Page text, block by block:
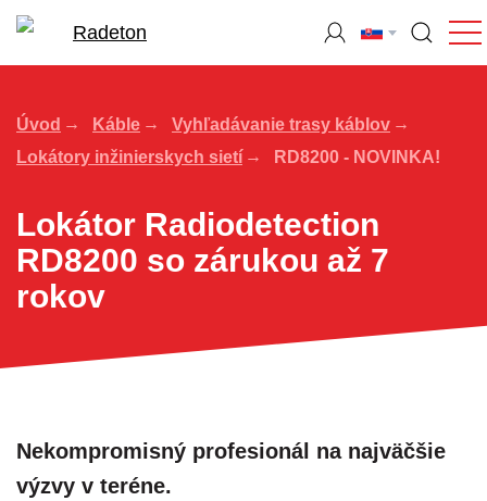
Úvod Káble
Vyhľadávanie trasy káblov
Lokátory inžinierskych sietí
RD8200 - NOVINKA!
Lokátor Radiodetection
RD8200 so zárukou až 7
rokov
Nekompromisný profesionál na najväčšie
výzvy v teréne.